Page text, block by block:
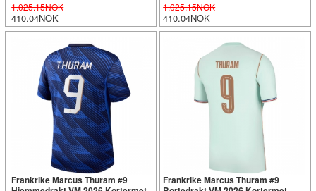
1.025.15NOK
410.04NOK
1.025.15NOK
410.04NOK
Frankrike Marcus Thuram #9
Frankrike Marcus Thuram #9